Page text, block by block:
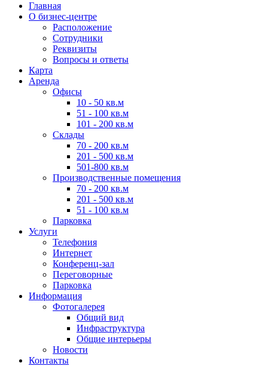
Главная
О бизнес-центре
Расположение
Сотрудники
Реквизиты
Вопросы и ответы
Карта
Аренда
Офисы
10 - 50 кв.м
51 - 100 кв.м
101 - 200 кв.м
Склады
70 - 200 кв.м
201 - 500 кв.м
501-800 кв.м
Производственные помещения
70 - 200 кв.м
201 - 500 кв.м
51 - 100 кв.м
Парковка
Услуги
Телефония
Интернет
Конференц-зал
Переговорные
Парковка
Информация
Фотогалерея
Общий вид
Инфраструктура
Общие интерьеры
Новости
Контакты